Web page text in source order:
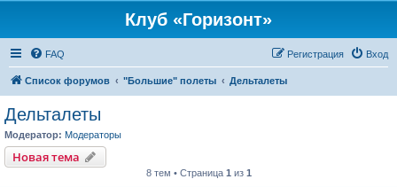
Клуб «Горизонт»
FAQ Вход
Регистрация
Список форумов "Большие" полеты Дельталеты
Дельталеты
Модератор: Модераторы
Новая тема
8 тем • Страница 1 из 1